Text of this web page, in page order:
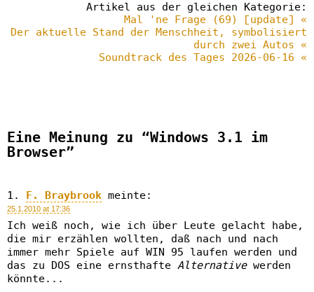
Artikel aus der gleichen Kategorie:
Mal 'ne Frage (69) [update] «
Der aktuelle Stand der Menschheit, symbolisiert
durch zwei Autos «
Soundtrack des Tages 2026-06-16 «
Eine Meinung zu “Windows 3.1 im
Browser”
F. Braybrook meinte:
25.1.2010 at 17:36
Ich weiß noch, wie ich über Leute gelacht habe,
die mir erzählen wollten, daß nach und nach
immer mehr Spiele auf WIN 95 laufen werden und
das zu DOS eine ernsthafte Alternativewerden
könnte...